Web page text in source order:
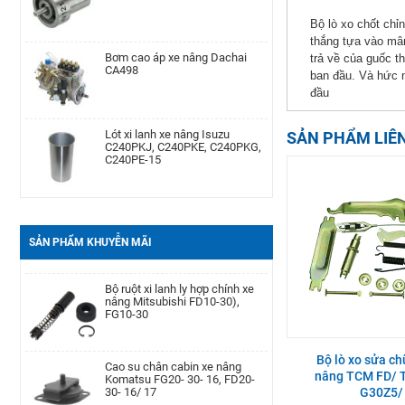
CA498
C240PKJ, C240PKE, C240PKG,
C240PE-15
FB20-30EX8-11
100 * 40 * 1220
7 TEU FB30
SẢN PHẨM KHUYỄN MÃI
Komatsu Kom. FD20-
30/-11/-12/-14/-15/-16/-17,FG20-
TD27, QD32
18T12, FG20-30N5
nâng Mitsubishi FD10-30),
FG10-30
Komatsu FG20- 30- 16, FD20-
30- 16/ 17
Bộ lò xo chốt
thắng tựa vào
trả về của guốc
ban đầu. Và hức
đầu
SẢN PHẨM
Bộ lò xo sửa
nâng TCM FD/